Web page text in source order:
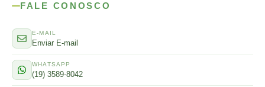
FALE CONOSCO
E-MAIL
Enviar E-mail
WHATSAPP
(19) 3589-8042